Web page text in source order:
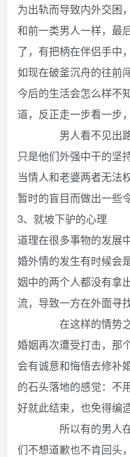
为出轨而导致内外交困
和前一类男人一样，最
了，有把柄在伴侣手中
如现在破釜沉舟的往前闯
今后的生活会怎么样不
道，反正走一步看一步
男人看不见出路的
只是他们外强中干的坚持
当情人和老婆两者无法
暂时的盲目而做出一些
3、就坡下驴的心理
道理在很多事物的发展
婚外情的发生有时候会
姻中的两个人都没有拿
流，导致一方在外面寻
在这样的情势之下
婚姻再次遭受打击，那
会有诚意和悔悟去修补
的石头落地的感觉：不
好就此结束，也免得编
所以有的男人在老
们不想道歉也不肯回头